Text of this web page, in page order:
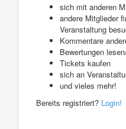
sich mit anderen
andere Mitglieder
Veranstaltung
Kommentare
Bewertungen
Tickets kaufen
sich an
und vieles mehr!
Bereits registriert? Login!